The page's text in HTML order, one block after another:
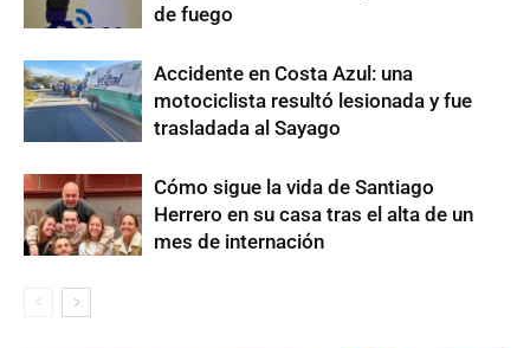
de fuego
Accidente en Costa Azul: una
motociclista resultó lesionada y fue
trasladada al Sayago
Cómo sigue la vida de Santiago
Herrero en su casa tras el alta de un
mes de internación